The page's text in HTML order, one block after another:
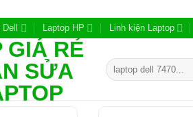
Laptop HP Linh kiện Laptop
Tìm
kiếm: